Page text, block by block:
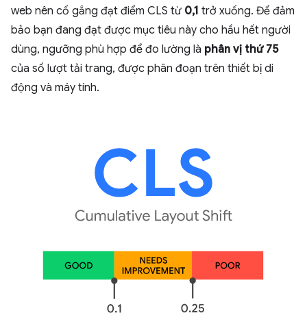
web nên cố gắng đạt điểm CLS từ 0,1 trở xuống. Để đảm
bảo bạn đang đạt được mục tiêu này cho hầu hết người
dùng, ngưỡng phù hợp để đo lường là phân vị thứ 75
của số lượt tải trang, được phân đoạn trên thiết bị di
động và máy tính.